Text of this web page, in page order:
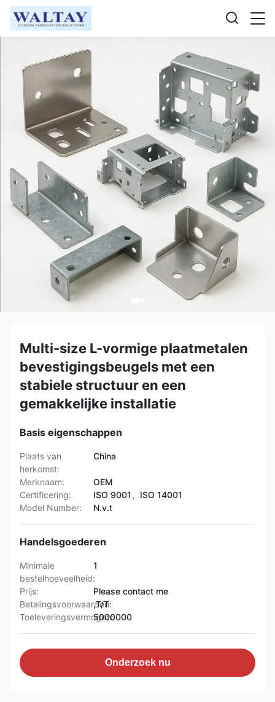
Multi-size L-vormige plaatmetalen
bevestigingsbeugels met een
stabiele structuur en een
gemakkelijke installatie
Basis eigenschappen
Plaats van
herkomst:
China
Merknaam:
OEM
Certificering:
ISO 9001、ISO 14001
Model Number:
N.v.t
Handelsgoederen
Minimale
bestelhoeveelheid:
1
Prijs:
Please contact me
Betalingsvoorwaarden:
,T/T
Toeleveringsvermogen:5000000
Onderzoek nu